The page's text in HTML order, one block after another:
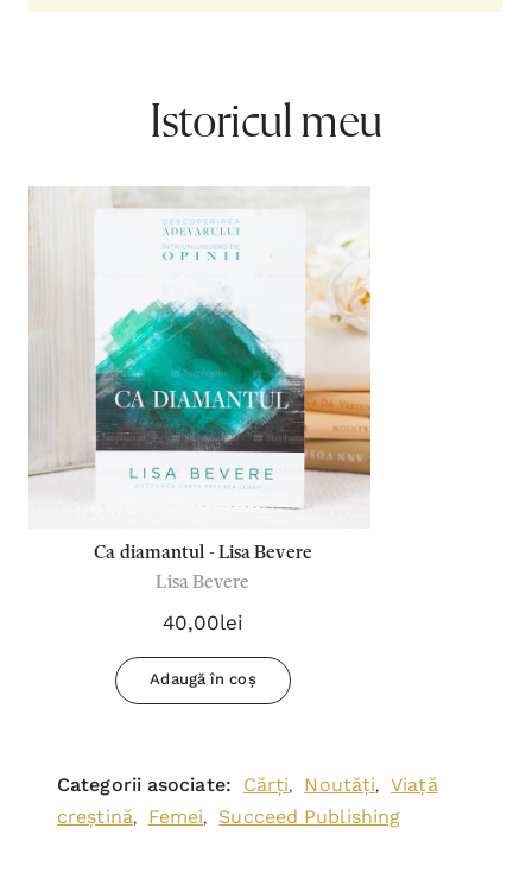
Istoricul meu
Ca diamantul - Lisa Bevere
Lisa Bevere
40,00lei
Adaugă în coș
Categorii asociate: Cărți, Noutăți,
Viață
creștină, Femei, Succeed Publishing